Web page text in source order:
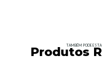
TAMBÉM PODE
Produtos